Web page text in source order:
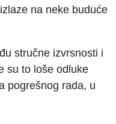
na neke buduće
stručne izvrsnosti i
su to loše odluke
pogrešnog rada, u